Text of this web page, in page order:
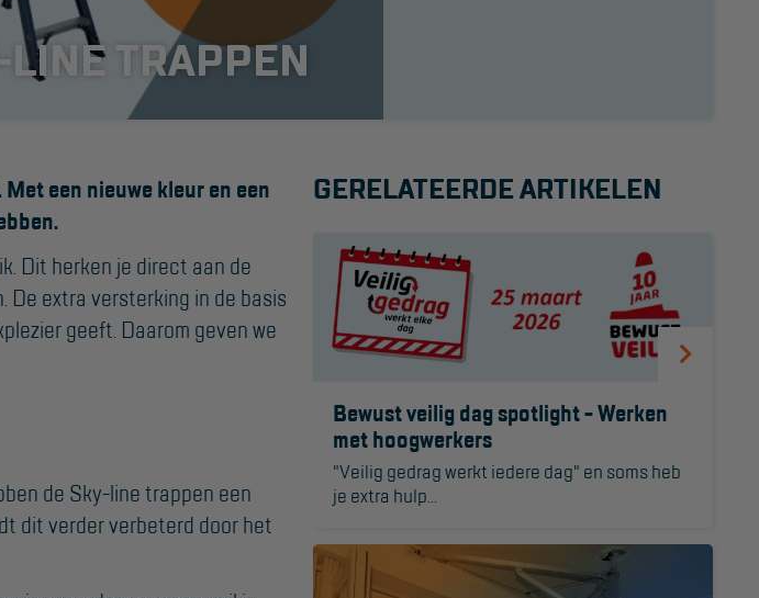
Industrie
LINE TRAPPEN
een nieuwe kleur en een
Dit herken je direct aan de
extra versterking in de basis
geeft. Daarom geven we
de Sky-line trappen een
dit verder verbeterd door het
GERELATEERDE ARTIKELEN
Bewust veilig dag spotlight - Werken
met hoogwerkers
"Veilig gedrag werkt iedere dag" en soms heb
je extra hulp...